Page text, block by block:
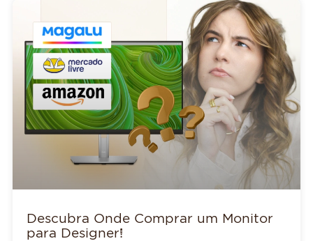
Descubra Onde Comprar um Monitor
para Designer!